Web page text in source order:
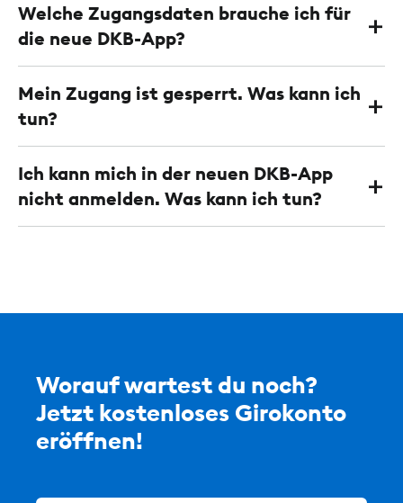
Welche Zugangsdaten brauche ich für
die neue DKB-App?
Mein Zugang ist gesperrt. Was kann ich
tun?
Ich kann mich in der neuen DKB-App
nicht anmelden. Was kann ich tun?
Worauf wartest du noch?
Jetzt kostenloses Girokonto
eröffnen!